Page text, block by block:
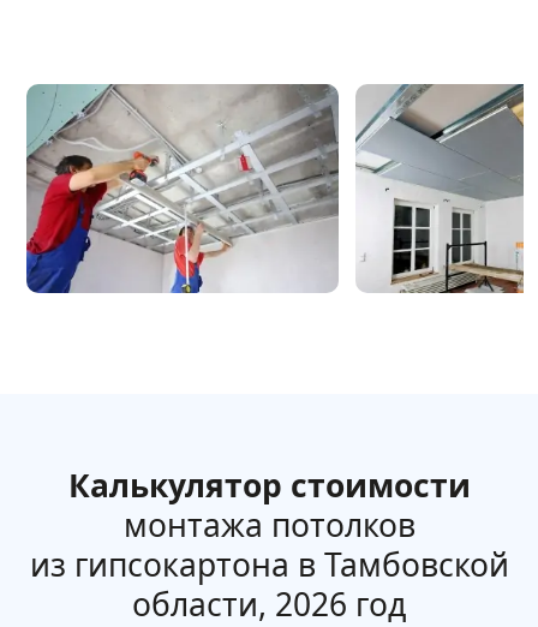
Калькулятор стоимости
монтажа потолков
из гипсокартона в Тамбовской
области, 2026 год